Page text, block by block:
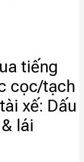
tiếng
cọc/tạch
xế: Dấu
lái